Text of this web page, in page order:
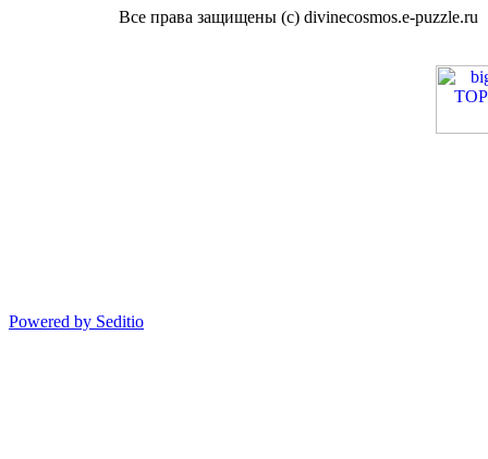
Все права защищены (с) divinecosmos.e-puzzle.ru
Powered by Seditio